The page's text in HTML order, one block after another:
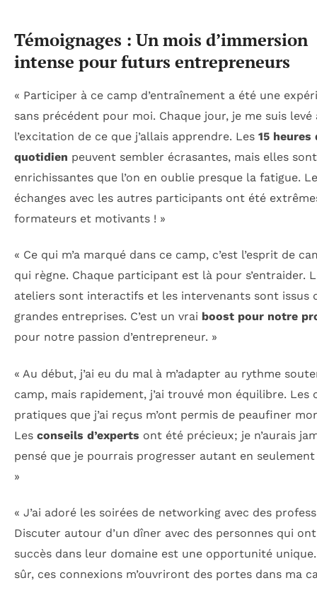
Témoignages : Un mois d’immersion
intense pour futurs entrepreneurs
« Participer à ce camp d’entraînement a été une
sans précédent pour moi. Chaque jour, je me suis levé
l’excitation de ce que j’allais apprendre. Les 15
quotidien peuvent sembler écrasantes, mais elles
enrichissantes que l’on en oublie presque la fatigue.
échanges avec les autres participants ont été
formateurs et motivants ! »
« Ce qui m’a marqué dans ce camp, c’est l’esprit de
qui règne. Chaque participant est là pour s’entraider.
ateliers sont interactifs et les intervenants sont issus
grandes entreprises. C’est un vrai boost pour notre
pour notre passion d’entrepreneur. »
« Au début, j’ai eu du mal à m’adapter au rythme
camp, mais rapidement, j’ai trouvé mon équilibre. Les
pratiques que j’ai reçus m’ont permis de peaufiner
Les conseils d’experts ont été précieux; je n’aurais
pensé que je pourrais progresser autant en
»
« J’ai adoré les soirées de networking avec des
Discuter autour d’un dîner avec des personnes qui
succès dans leur domaine est une opportunité unique.
sûr, ces connexions m’ouvriront des portes dans ma